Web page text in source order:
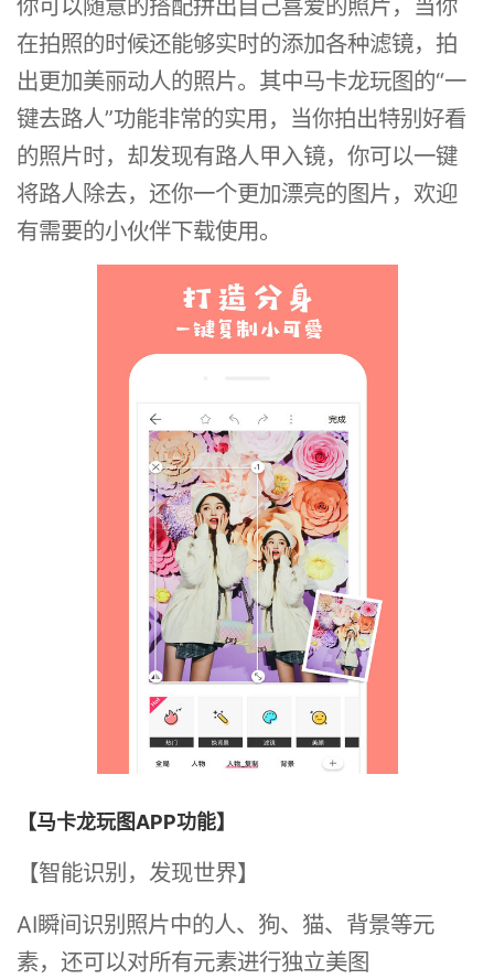
你可以随意的搭配拼出自己喜爱的照片，当你
在拍照的时候还能够实时的添加各种滤镜，拍
出更加美丽动人的照片。其中马卡龙玩图的“一
键去路人”功能非常的实用，当你拍出特别好看
的照片时，却发现有路人甲入镜，你可以一键
将路人除去，还你一个更加漂亮的图片，欢迎
有需要的小伙伴下载使用。
【马卡龙玩图APP功能】
【智能识别，发现世界】
AI瞬间识别照片中的人、狗、猫、背景等元
素，还可以对所有元素进行独立美图